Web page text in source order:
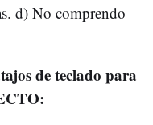
d) No comprendo
de teclado para